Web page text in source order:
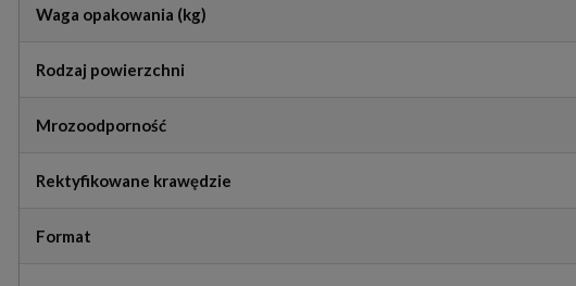
Waga opakowania (kg)
Rodzaj powierzchni
Mrozoodporność
Rektyfikowane krawędzie
Format